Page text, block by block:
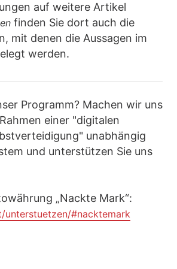
auf weitere Artikel
finden Sie dort auch die
mit denen die Aussagen im
werden.
Programm? Machen wir uns
einer "digitalen
unabhängig
und unterstützen Sie uns
„Nackte Mark“:
unterstuetzen/#nacktemark